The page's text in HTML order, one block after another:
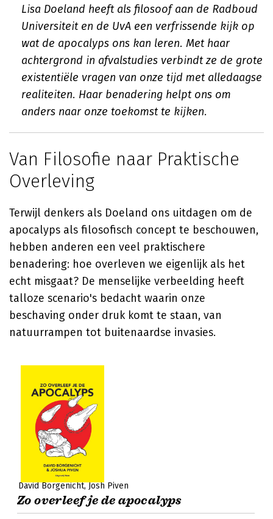
Lisa Doeland heeft als filosoof aan de Radboud
Universiteit en de UvA een verfrissende kijk op
wat de apocalyps ons kan leren. Met haar
achtergrond in afvalstudies verbindt ze de grote
existentiële vragen van onze tijd met alledaagse
realiteiten. Haar benadering helpt ons om
anders naar onze toekomst te kijken.
Van Filosofie naar Praktische
Overleving
Terwijl denkers als Doeland ons uitdagen om de
apocalyps als filosofisch concept te beschouwen,
hebben anderen een veel praktischere
benadering: hoe overleven we eigenlijk als het
echt misgaat? De menselijke verbeelding heeft
talloze scenario's bedacht waarin onze
beschaving onder druk komt te staan, van
natuurrampen tot buitenaardse invasies.
David Borgenicht Josh Piven
Zo overleef je de apocalyps